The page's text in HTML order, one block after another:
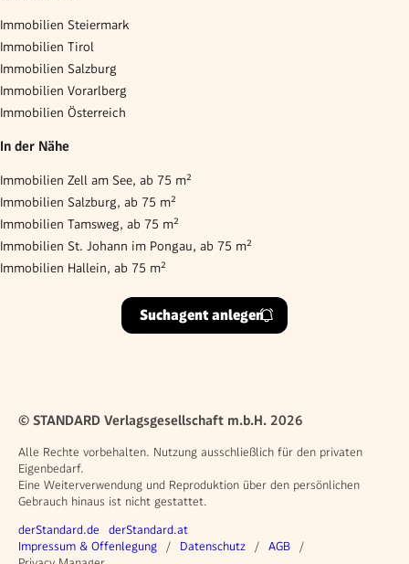
Immobilien Steiermark
Immobilien Tirol
Immobilien Salzburg
Immobilien Vorarlberg
Immobilien Österreich
In der Nähe
Immobilien Zell am See, ab 75 m²
Immobilien Salzburg, ab 75 m²
Immobilien Tamsweg, ab 75 m²
Immobilien St. Johann im Pongau, ab 75 m²
Immobilien Hallein, ab 75 m²
Suchagent anlegen
© STANDARD Verlagsgesellschaft m.b.H. 2026
Alle Rechte vorbehalten. Nutzung ausschließlich für den privaten
Eigenbedarf.
Eine Weiterverwendung und Reproduktion über den persönlichen
Gebrauch hinaus ist nicht gestattet.
Weitere Angebote
derStandard.de derStandard.at
Rechtliches
Impressum & Offenlegung Datenschutz
AGB